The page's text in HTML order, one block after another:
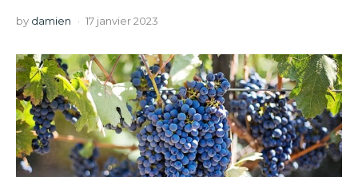
by damien 17 janvier 2023